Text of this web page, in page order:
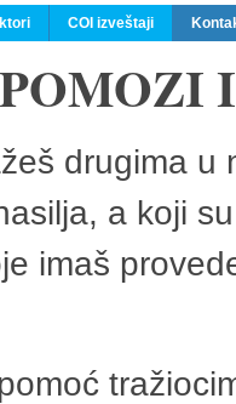
COI izveštaji
POMOZI
drugima
a koji
imaš